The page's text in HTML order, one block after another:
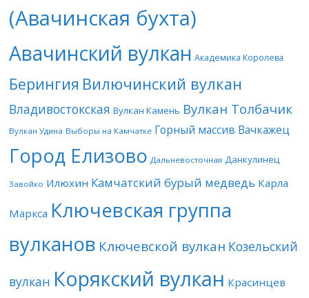
(Авачинская бухта)
Авачинский вулкан Академика Королева
Берингия Вилючинский вулкан
Владивостокская Вулкан Камень Вулкан Толбачик
Вулкан Удина Выборы на Камчатке Горный массив Вачкажец
Город Елизово Дальневосточная Данкулинец
Завойко Илюхин Камчатский бурый медведь Карла
Маркса Ключевская группа
вулканов Ключевской вулкан Козельский
вулкан Корякский вулкан Красинцев